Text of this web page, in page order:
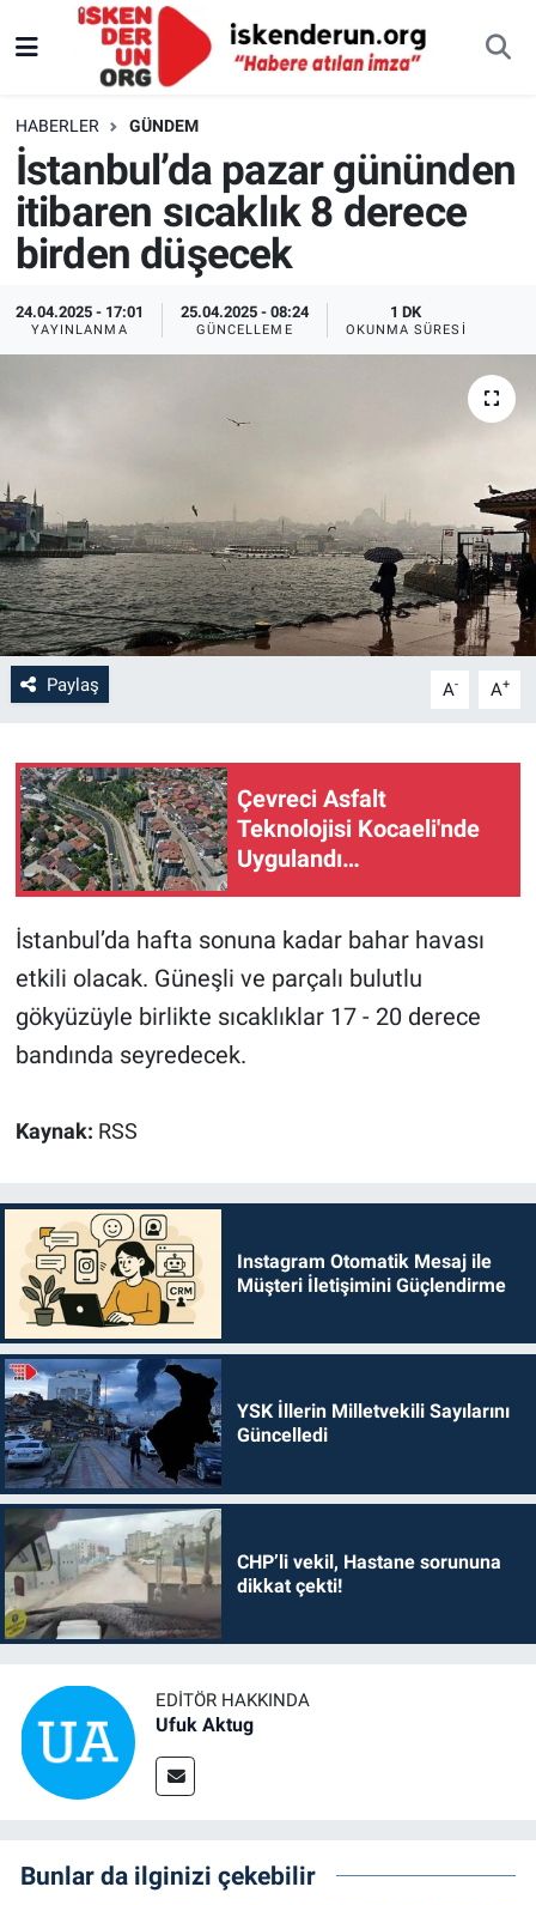
HABERLER GÜNDEM
İstanbul’da pazar gününden
itibaren sıcaklık 8 derece
birden düşecek
24.04.2025 - 17:01
YAYINLANMA
25.04.2025 - 08:24
GÜNCELLEME
1 DK
OKUNMA SÜRESI
Paylaş A- A+
Çevreci Asfalt
Teknolojisi Kocaeli'nde
Uygulandı…
İstanbul’da hafta sonuna kadar bahar havası
etkili olacak. Güneşli ve parçalı bulutlu
gökyüzüyle birlikte sıcaklıklar 17 - 20 derece
bandında seyredecek.
Kaynak: RSS
Instagram Otomatik Mesaj ile
Müşteri İletişimini Güçlendirme
YSK İllerin Milletvekili Sayılarını
Güncelledi
CHP’li vekil, Hastane sorununa
dikkat çekti!
EDITÖR HAKKINDA
Ufuk Aktug
Bunlar da ilginizi çekebilir